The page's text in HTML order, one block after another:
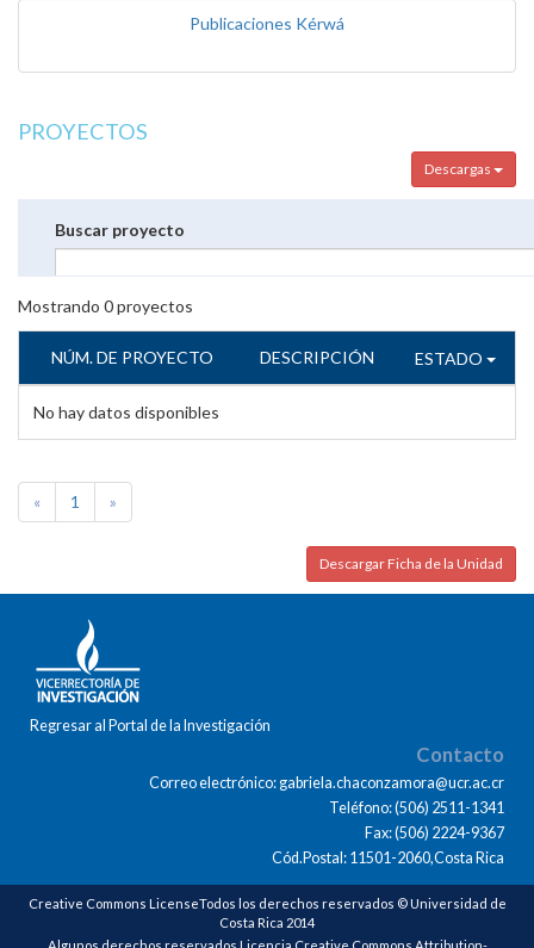
Publicaciones Kérwá
PROYECTOS
Descargas
Buscar proyecto
Mostrando 0proyectos
NÚM. DE PROYECTO DESCRIPCIÓN ESTADO
No hay datos disponibles
« 1 »
Descargar Ficha de la Unidad
Regresar al Portal de la Investigación
Contacto
Correo electrónico: gabriela.chaconzamora@ucr.ac.cr
Teléfono: (506) 2511-1341
Fax: (506) 2224-9367
Cód.Postal: 11501-2060,Costa Rica
Creative Commons LicenseTodos los derechos reservados © Universidad de
Costa Rica 2014